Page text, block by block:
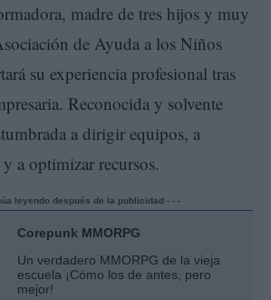
madre de tres hijos y muy
de Ayuda a los Niños
su experiencia profesional tras
Reconocida y solvente
a dirigir equipos, a
a optimizar recursos.
leyendo después de la publicidad - - -
Corepunk MMORPG
Un verdadero MMORPG de la vieja
escuela ¡Cómo los de antes, pero
mejor!